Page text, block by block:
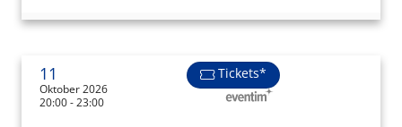
11
Oktober 2026
20:00 - 23:00
Tickets*